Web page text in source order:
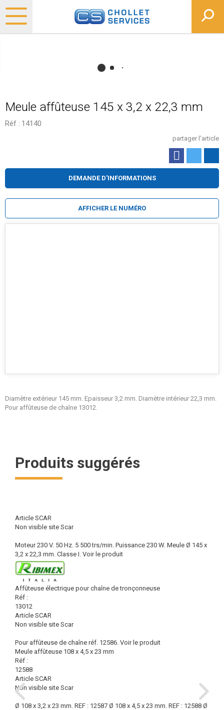
Meule affûteuse 145 x 3,2 x 22,3 mm
Réf : 14140
partager l'article
Diamètre extérieur 145 mm. Epaisseur 3,2 mm. Diamètre intérieur 22,3 mm.
Pour affûteuse de chaîne 13012.
DEMANDE D'INFORMATIONS
AFFICHER LE NUMÉRO
Produits suggérés
Article SCAR
Non visible site Scar
Moteur 230 V. 50 Hz. 5 500 trs/min. Puissance 230 W. Meule Ø 145 x
3,2 x 22,3 mm. Classe I. Voir le produit
Affûteuse électrique pour chaîne de tronçonneuse
Réf :
13012
Article SCAR
Non visible site Scar
Pour affûteuse de chaîne réf. 12586. Voir le produit
Meule affûteuse 108 x 4,5 x 23 mm
Réf :
12588
Article SCAR
Non visible site Scar
Ø 108 x 3,2 x 23 mm. REF : 12587 Ø 108 x 4,5 x 23 mm. REF : 12588 Ø